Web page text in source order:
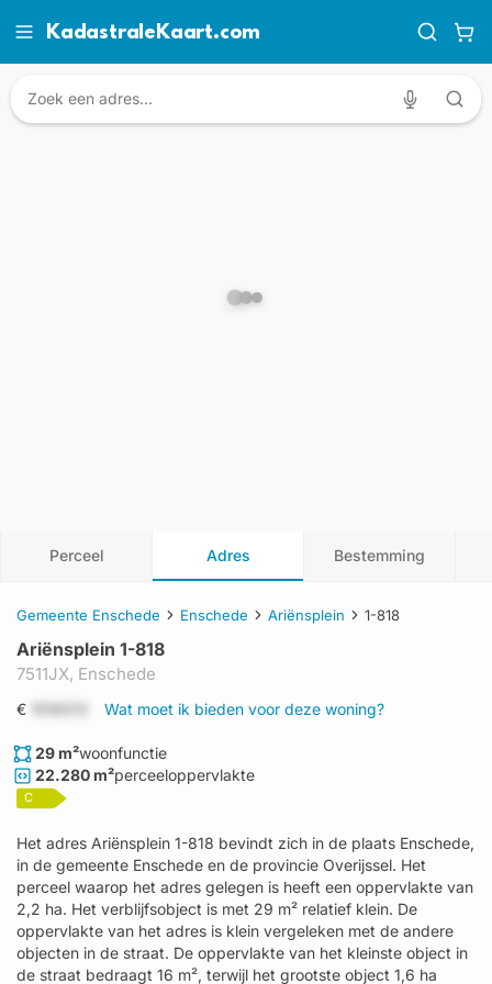
KadastraleKaart.com
Perceel Adres Bestemming
Gemeente Enschede Enschede Ariënsplein 1-818
Ariënsplein 1-818
7511JX, Enschede
€ Wat moet ik bieden voor deze woning?
29 m²woonfunctie
22.280 m²perceeloppervlakte
C
Het adres Ariënsplein 1-818 bevindt zich in de plaats Enschede,
in de gemeente Enschede en de provincie Overijssel. Het
perceel waarop het adres gelegen is heeft een oppervlakte van
2,2 ha. Het verblijfsobject is met 29 m² relatief klein. De
oppervlakte van het adres is klein vergeleken met de andere
objecten in de straat. De oppervlakte van het kleinste object in
de straat bedraagt 16 m², terwijl het grootste object 1,6 ha